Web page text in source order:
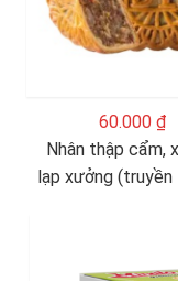
60.000 ₫
Nhân thập cẩm,
lạp xưởng (truyền